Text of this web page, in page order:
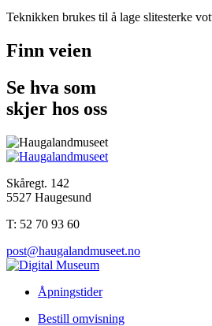
Teknikken brukes til å lage slitesterke
Finn veien
Se hva som
skjer hos oss
Skåregt. 142
5527 Haugesund
T: 52 70 93 60
post@haugalandmuseet.no
Åpningstider
Bestill omvisning